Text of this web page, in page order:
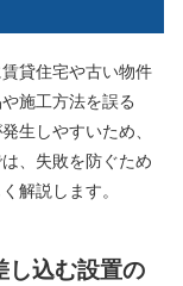
貸住宅や古い物件
施工方法を誤る
生しやすいため、
、失敗を防ぐため
解説します。
し込む設置の